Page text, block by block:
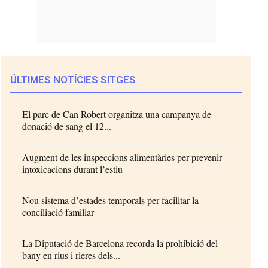
ÚLTIMES NOTÍCIES SITGES
El parc de Can Robert organitza una campanya de
donació de sang el 12...
Augment de les inspeccions alimentàries per prevenir
intoxicacions durant l’estiu
Nou sistema d’estades temporals per facilitar la
conciliació familiar
La Diputació de Barcelona recorda la prohibició del
bany en rius i rieres dels...